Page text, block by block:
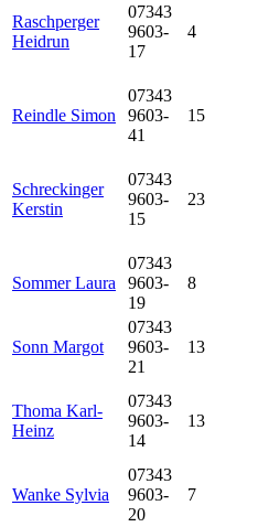
Raschperger
Heidrun
07343
9603-
17
4
Reindle Simon
07343
9603-
41
15
Schreckinger
Kerstin
07343
9603-
15
23
Sommer Laura
07343
9603-
19
8
Sonn Margot
07343
9603-
21
13
Thoma Karl-
Heinz
07343
9603-
14
13
Wanke Sylvia
07343
9603-
20
7